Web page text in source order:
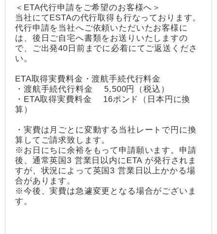
＜ETA代行申請をご希望のお客様へ＞
当社にてESTAの代行取得も行なっております。
代行申請を当社へご依頼いただいたお客様に
は、後日ご自宅へ書類をお送りいたしますの
で、ご出発40日前までに必着にてご返送くださ
い。
ETA取得実費料金・渡航手続代行料金
・渡航手続代行料金 5,500円（税込）
・ETA取得実費料金 16ポンド（日本円に換
算）
・実費は月ごとに変動する当社レートで円に換
算してご請求致します。
※お日にちに余裕をもって申請願います。申請
後、通常英国3 営業日以内にETA が発行されま
すが、状況によって英国3 営業日以上かかる場
合があります。
※今後、実費は急遽変更となる場合がございま
す。